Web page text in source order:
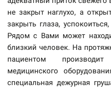
не закрыт наглухо, а
закрыть глаза,
Рядом с Вами может
близкий человек. На
пациентом
медицинского
специальная дежурная